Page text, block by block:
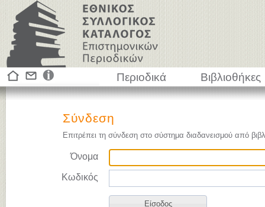
Περιοδικά Βιβλιοθήκες
Σύνδεση
Επιτρέπει τη σύνδεση στο σύστημα διαδανεισμού από
Όνομα
Κωδικός